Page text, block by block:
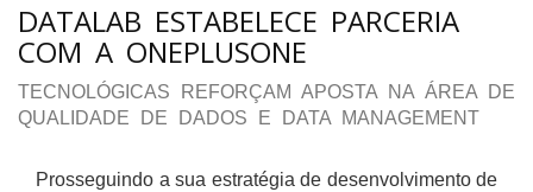
DATALAB ESTABELECE PARCERIA
COM A ONEPLUSONE
TECNOLÓGICAS REFORÇAM APOSTA NA ÁREA DE
QUALIDADE DE DADOS E DATA MANAGEMENT
Prosseguindo a sua estratégia de desenvolvimento de